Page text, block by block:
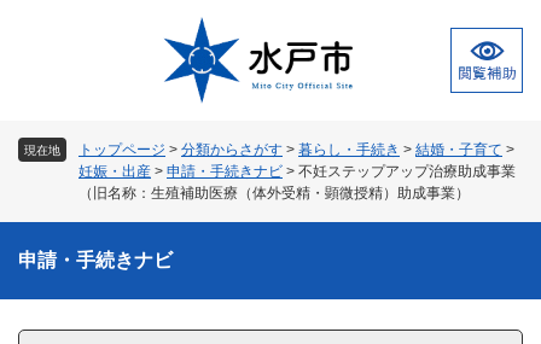
現在地 トップページ > 分類からさがす > 暮らし・手続き > 結婚・子育て >
妊娠・出産 > 申請・手続きナビ > 不妊ステップアップ治療助成事業
（旧名称：生殖補助医療（体外受精・顕微授精）助成事業）
申請・手続きナビ